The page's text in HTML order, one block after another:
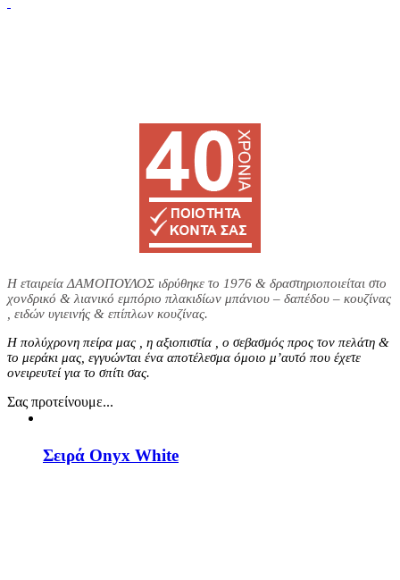
Η εταιρεία ΔΑΜΟΠΟΥΛΟΣ ιδρύθηκε το 1976 & δραστηριοποιείται στο
χονδρικό & λιανικό εμπόριο πλακιδίων μπάνιου – δαπέδου – κουζίνας
, ειδών υγιεινής & επίπλων κουζίνας.
Η πολύχρονη πείρα μας , η αξιοπιστία , ο σεβασμός προς τον πελάτη &
το μεράκι μας, εγγυώνται ένα αποτέλεσμα όμοιο μ’αυτό που έχετε
ονειρευτεί για το σπίτι σας.
Σας προτείνουμε...
Σειρά Onyx White